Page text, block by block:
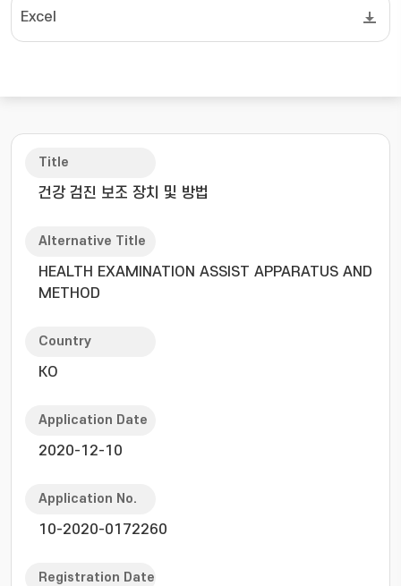
Excel
Title
건강 검진 보조 장치 및 방법
Alternative Title
HEALTH EXAMINATION ASSIST APPARATUS AND
METHOD
Country
KO
Application Date
2020-12-10
Application No.
10-2020-0172260
Registration Date